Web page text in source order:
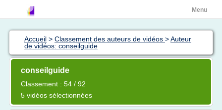
Menu
Accueil > Classement des auteurs de vidéos >Auteur
de vidéos: conseilguide
conseilguide
Classement : 54 / 92
5 vidéos sélectionnées